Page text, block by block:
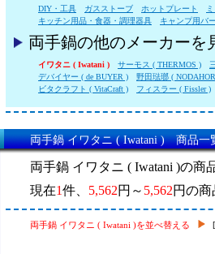
DIY・工具 ガスストーブ ホットプレート
キッチン用品・食器・調理器具
キャンプ用バ
両手鍋の他のメーカーを
イワタニ ( Iwatani ) サーモス ( THERMOS )
デバイヤー ( de BUYER )
野田琺瑯 (
ビタクラフト ( VitaCraft )
フィスラー ( Fissler )
両手鍋 イワタニ ( Iwatani ) 商品一
両手鍋 イワタニ ( Iwatani )の商
現在1件、 5,562円～ 5,562円の
両手鍋 イワタニ ( Iwatani )を並べ替える [